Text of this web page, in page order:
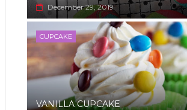
December 29, 2019
CUPCAKE
VANILLA CUPCAKE